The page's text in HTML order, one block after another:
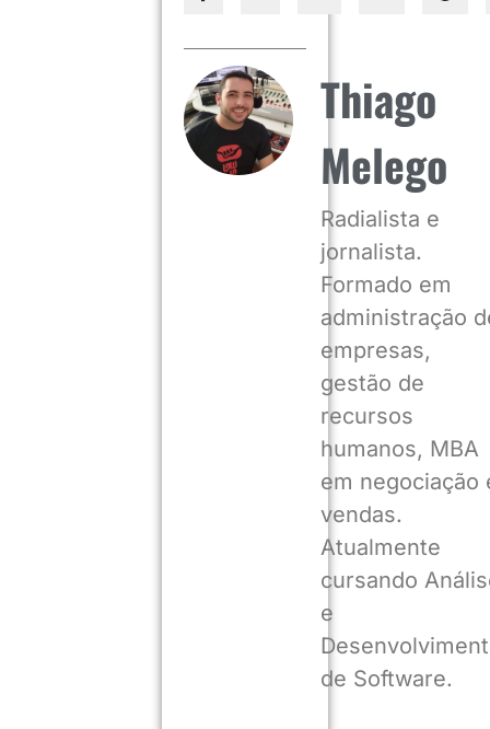
Thiago
Melego
Radialista e
jornalista.
Formado em
administração
empresas,
gestão de
recursos
humanos, MBA
em negociação
vendas.
Atualmente
cursando
e
de Software.